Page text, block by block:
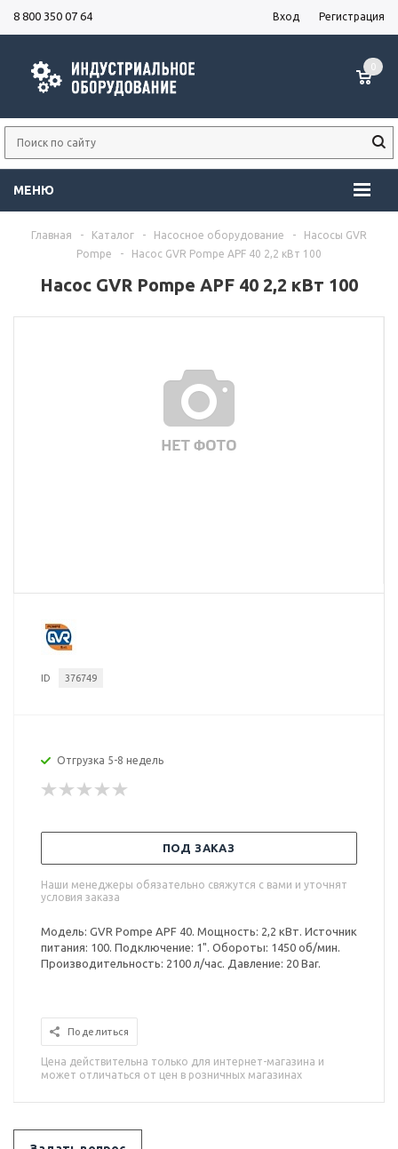
8 800 350 07 64 Вход Регистрация
МЕНЮ
0
Главная - Каталог - Насосное оборудование -
Насосы GVR
Pompe
- Насос GVR Pompe APF 40 2,2 кВт 100
Насос GVR Pompe APF 40 2,2 кВт 100
ID 376749
Отгрузка 5-8 недель
ПОД ЗАКАЗ
Наши менеджеры обязательно свяжутся с вами и уточнят
условия заказа
Модель: GVR Pompe APF 40. Мощность: 2,2 кВт. Источник
питания: 100. Подключение: 1". Обороты: 1450 об/мин.
Производительность: 2100 л/час. Давление: 20 Bar.
Поделиться
Цена действительна только для интернет-магазина и
может отличаться от цен в розничных магазинах